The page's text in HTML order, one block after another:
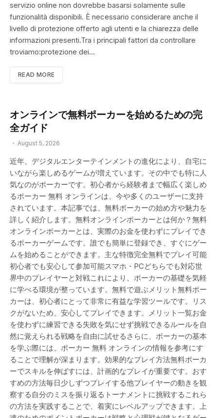
servizio online non dovrebbe basarsi solamente sulle
funzionalità disponibili. È necessario considerare anche il
livello di protezione offerto agli utenti e la chiarezza delle
informazioni presenti.Tra i principali fattori da controllare
troviamo:protezione dei…
READ MORE
オンラインで無料ポーカーを始めるための完
全ガイド
August 5, 2026
近年、デジタルエンターテインメントの進化により、自宅に
いながら楽しめるゲームが増えています。その中でも特に人
気なのがポーカーです。初心者から経験者まで幅広く楽しめ
るポーカー 無料 オンラインは、今や多くのユーザーに支持
されています。本記事では、無料ポーカーの始め方や魅力を
詳しく紹介します。無料オンラインポーカーとは何か？無料
オンラインポーカーとは、実際のお金を使わずにプレイでき
るポーカーゲームです。誰でも簡単に登録でき、すぐにゲー
ムを始めることができます。主な特徴完全無料でプレイ可能
初心者でも安心して参加可能スマホ・PCどちらでも対応世
界中のプレイヤーと対戦これにより、ポーカーの基礎を気軽
に学べる環境が整っています。無料で遊ぶメリット無料ポー
カーは、初心者にとって非常に有益な学習ツールです。リス
クがないため、安心してプレイできます。メリット一覧お金
を使わずに練習できる失敗を気にせず挑戦できるルールを自
然に覚えられる戦略を自由に試せるさらに、ポーカーの基本
を学ぶ際には、ポーカー 無料 オンラインの情報を参考にす
ることで理解が深まります。効果的なプレイ方法無料ポーカ
ーでスキルを伸ばすには、計画的なプレイが重要です。おす
すめの方法毎日少しずつプレイする他プレイヤーの動きを観
察する自分のミスを振り返るトーナメントに挑戦するこれら
の方法を実践することで、着実にレベルアップできます。上